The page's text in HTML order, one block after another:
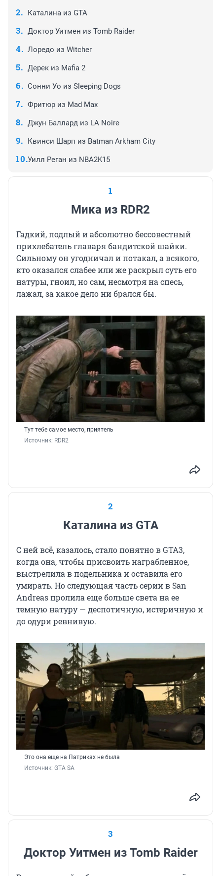
Каталина из GTA
Доктор Уитмен из Tomb Raider
Лоредо из Witcher
Дерек из Mafia 2
Сонни Уо из Sleeping Dogs
Фритюр из Mad Max
Джун Баллард из LA Noire
Квинси Шарп из Batman Arkham City
Уилл Реган из NBA2K15
1
Мика из RDR2
Гадкий, подлый и абсолютно бессовестный
прихлебатель главаря бандитской шайки.
Сильному он угодничал и потакал, а всякого,
кто оказался слабее или же раскрыл суть его
натуры, гноил, но сам, несмотря на спесь,
лажал, за какое дело ни брался бы.
Тут тебе самое место, приятель
Источник: RDR2
2
Каталина из GTA
С ней всё, казалось, стало понятно в GTA3,
когда она, чтобы присвоить награбленное,
выстрелила в подельника и оставила его
умирать. Но следующая часть серии в San
Andreas пролила еще больше света на ее
темную натуру — деспотичную, истеричную и
до одури ревнивую.
Это она еще на Патриках не была
Источник: GTA SA
3
Доктор Уитмен из Tomb Raider